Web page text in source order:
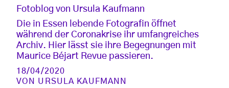
Fotoblog von Ursula Kaufmann
Die in Essen lebende Fotografin öffnet
während der Coronakrise ihr umfangreiches
Archiv. Hier lässt sie ihre Begegnungen mit
Maurice Béjart Revue passieren.
18/04/2020
VON URSULA KAUFMANN